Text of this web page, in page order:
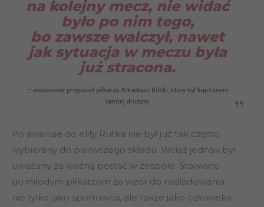
na kolejny mecz, nie widać
było po nim tego,
bo zawsze walczył, nawet
jak sytuacja w meczu była
już stracona.
– wspominał przyjaciel piłkarza Arkadiusz Bilski, który był kapitanem
tamtej drużyny.
Po awansie do elity Rutka nie był już tak często
wybierany do pierwszego składu. Wciąż jednak był
uważany za ważną postać w zespole. Stawiano
go młodym piłkarzom za wzór do naśladowania
nie tylko jako sportowca, ale także jako człowieka.